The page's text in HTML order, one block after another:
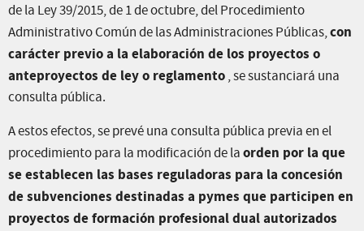
de la Ley 39/2015, de 1 de octubre, del Procedimiento
Administrativo Común de las Administraciones Públicas,con
carácter previo a la elaboración de los proyectos o
anteproyectos de ley o reglamento, se sustanciará una
consulta pública.
A estos efectos, se prevé una consulta pública previa en el
procedimiento para la modificación de laorden por la que
se establecen las bases reguladoras para la concesión
de subvenciones destinadas a pymes que participen en
proyectos de formación profesional dual autorizados